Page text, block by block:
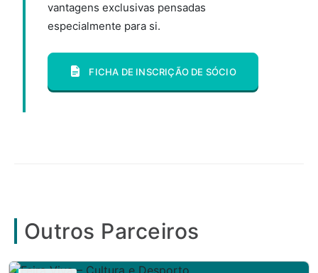
vantagens exclusivas pensadas
especialmente para si.
FICHA DE INSCRIÇÃO DE SÓCIO
Outros Parceiros